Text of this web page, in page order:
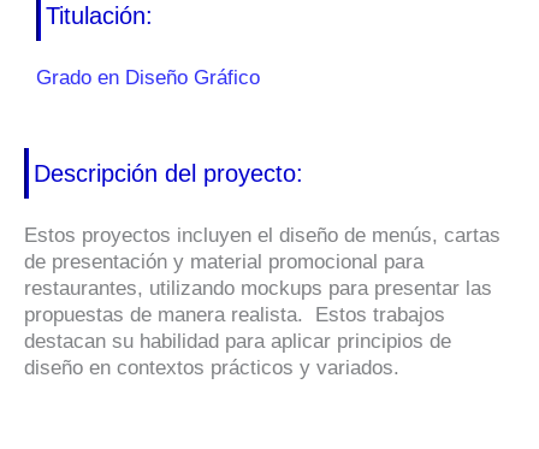
Titulación:
Grado en Diseño Gráfico
Descripción del proyecto:
Estos proyectos incluyen el diseño de menús, cartas
de presentación y material promocional para
restaurantes, utilizando mockups para presentar las
propuestas de manera realista. Estos trabajos
destacan su habilidad para aplicar principios de
diseño en contextos prácticos y variados.